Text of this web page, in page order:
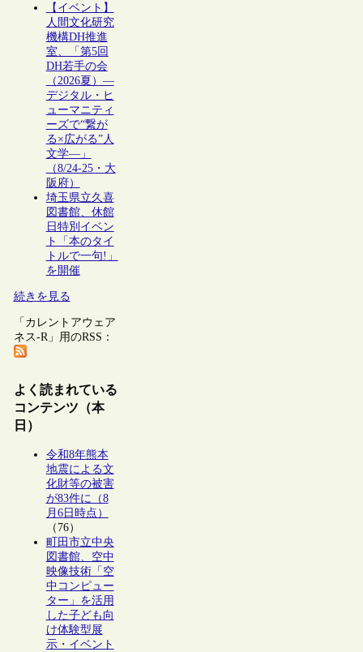
【イベント】
人間文化研究
機構DH推進
室、「第5回
DH若手の会
（2026夏）―
デジタル・ヒ
ューマニティ
ーズで“繋が
る×広がる”人
文学―」
（8/24-25・大
阪府）
埼玉県立久喜
図書館、休館
日特別イベン
ト「本のタイ
トルで一句!」
を開催
続きを見る
「カレントアウェア
ネス-R」用のRSS：
よく読まれている
コンテンツ（本
日）
令和8年熊本
地震による文
化財等の被害
が83件に（8
月6日時点）
（76）
町田市立中央
図書館、空中
映像技術「空
中コンピュー
ター」を活用
した子ども向
け体験型展
示・イベント